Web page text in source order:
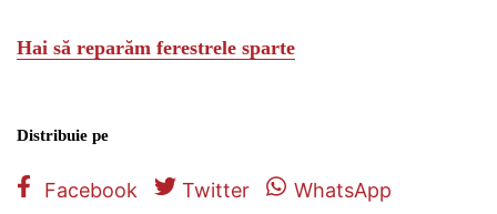
Hai să reparăm ferestrele sparte
Distribuie pe
Facebook Twitter WhatsApp